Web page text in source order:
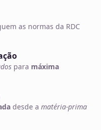
as normas da RDC
para máxima
desde a matéria-prima